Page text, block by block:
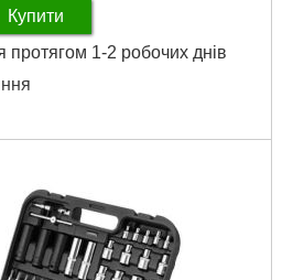
Купити
протягом 1-2 робочих днів
Cr-V сталь
мм